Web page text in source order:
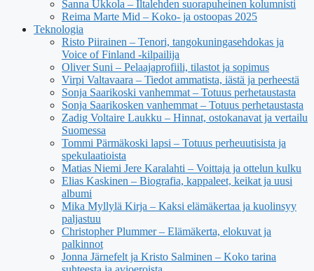
Sanna Ukkola – Iltalehden suorapuheinen kolumnisti
Reima Marte Mid – Koko- ja ostoopas 2025
Teknologia
Risto Piirainen – Tenori, tangokuningasehdokas ja
Voice of Finland -kilpailija
Oliver Suni – Pelaajaprofiili, tilastot ja sopimus
Virpi Valtavaara – Tiedot ammatista, iästä ja perheestä
Sonja Saarikoski vanhemmat – Totuus perhetaustasta
Sonja Saarikosken vanhemmat – Totuus perhetaustasta
Zadig Voltaire Laukku – Hinnat, ostokanavat ja vertailu
Suomessa
Tommi Pärmäkoski lapsi – Totuus perheuutisista ja
spekulaatioista
Matias Niemi Jere Karalahti – Voittaja ja ottelun kulku
Elias Kaskinen – Biografia, kappaleet, keikat ja uusi
albumi
Mika Myllylä Kirja – Kaksi elämäkertaa ja kuolinsyy
paljastuu
Christopher Plummer – Elämäkerta, elokuvat ja
palkinnot
Jonna Järnefelt ja Kristo Salminen – Koko tarina